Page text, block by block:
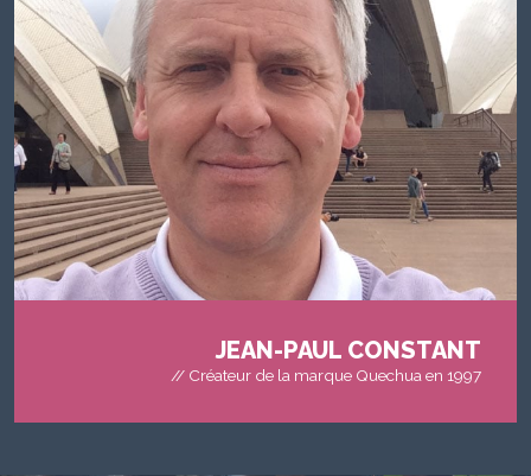
JEAN-PAUL CONSTANT
// Créateur de la marque Quechua en 1997